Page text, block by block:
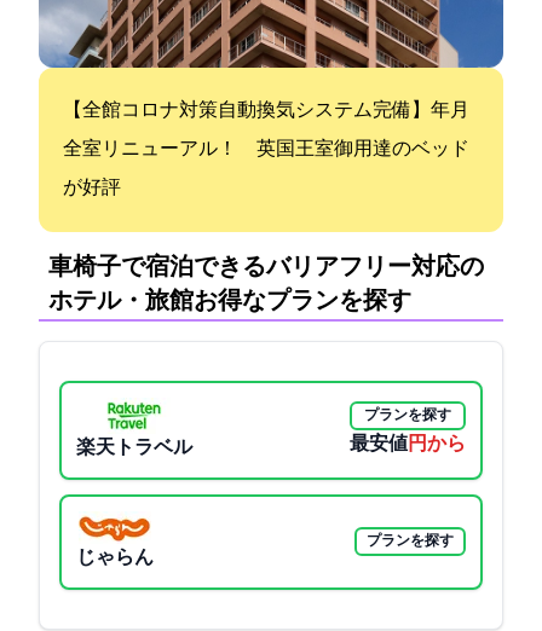
【全館コロナ対策自動換気システム完備】2019年3月
全室リニューアル！ 英国王室御用達のベッド
が好評
車椅子で宿泊できるバリアフリー対応の
ホテル・旅館:お得なプランを探す
楽天トラベル
プランを探す
最安値2300円から
じゃらん
プランを探す